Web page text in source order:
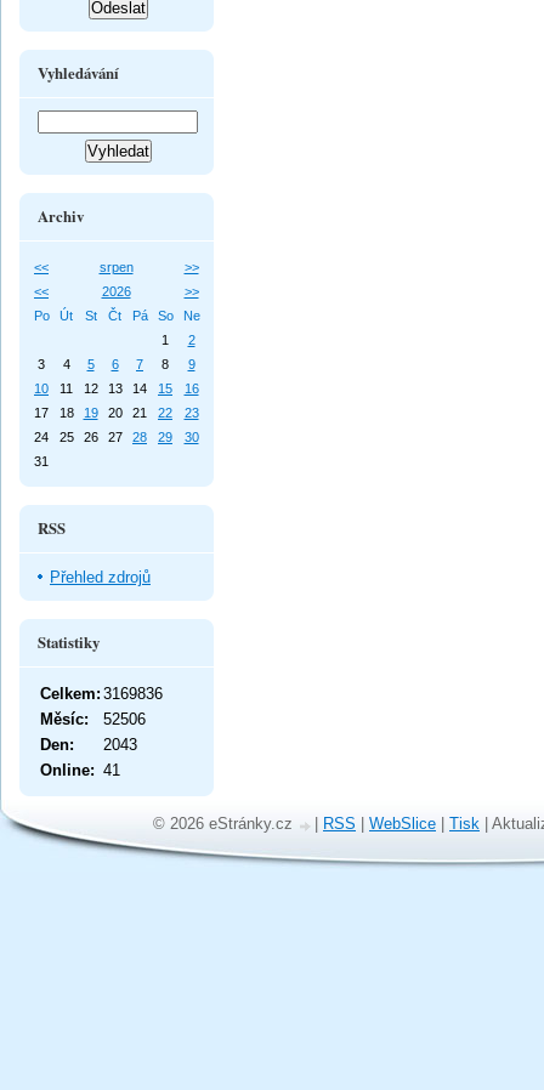
Vyhledávání
Archiv
<< srpen
>>
<<
2026
>>
Po
Út St Čt Pá So
Ne
1
2
3
4 5 6 7 8
9
10
11 12 13 14 15
16
17
18 19 20 21 22
23
24
25 26 27 28 29
30
31
RSS
Přehled zdrojů
Statistiky
Online: 41
Celkem: 3169836
Měsíc:
52506
Den:
2043
© 2026 eStránky.cz | RSS | WebSlice | Tisk |